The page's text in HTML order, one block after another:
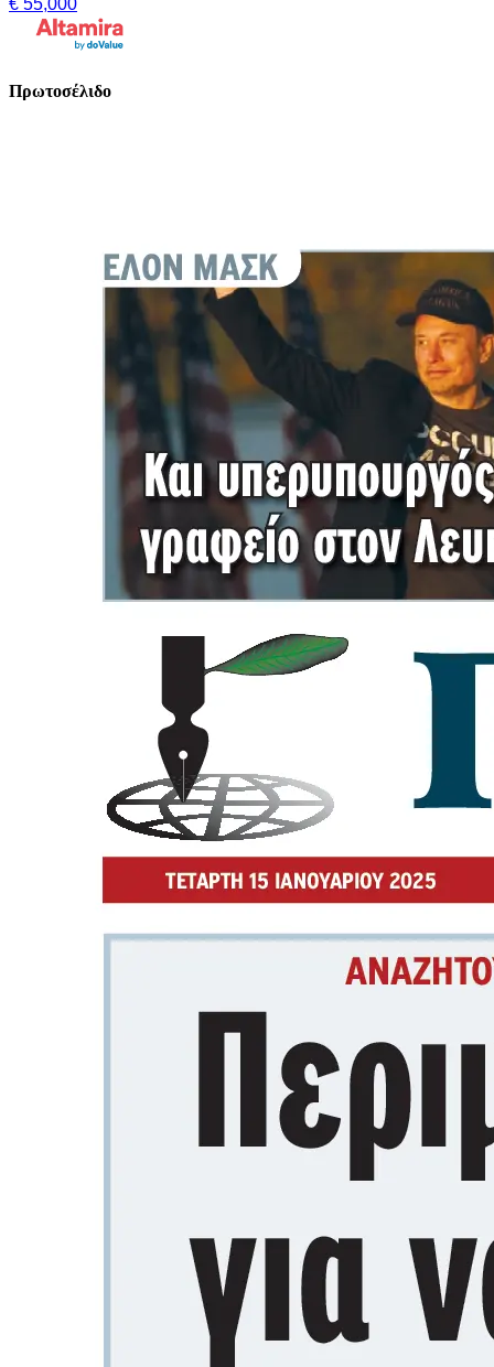
€ 55,000
Πρωτοσέλιδο